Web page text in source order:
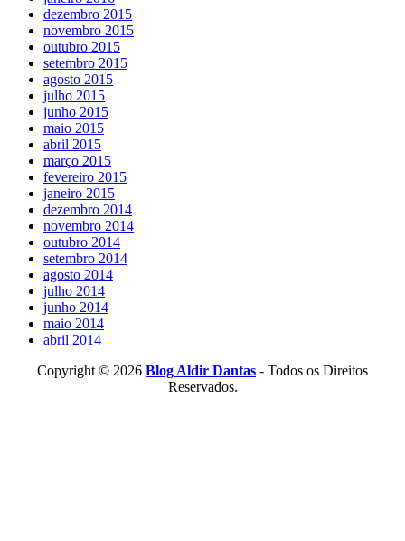
dezembro 2015
novembro 2015
outubro 2015
setembro 2015
agosto 2015
julho 2015
junho 2015
maio 2015
abril 2015
março 2015
fevereiro 2015
janeiro 2015
dezembro 2014
novembro 2014
outubro 2014
setembro 2014
agosto 2014
julho 2014
junho 2014
maio 2014
abril 2014
Copyright © 2026 Blog Aldir Dantas - Todos os Direitos
Reservados.